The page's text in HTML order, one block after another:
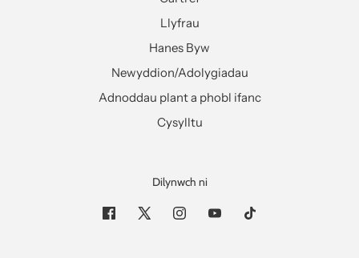
Llyfrau
Hanes Byw
Newyddion/Adolygiadau
Adnoddau plant a phobl ifanc
Cysylltu
Dilynwch ni